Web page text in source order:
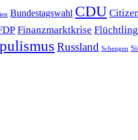
Bundestagswahl CDU
Finanzmarktkrise
Russland Schengen